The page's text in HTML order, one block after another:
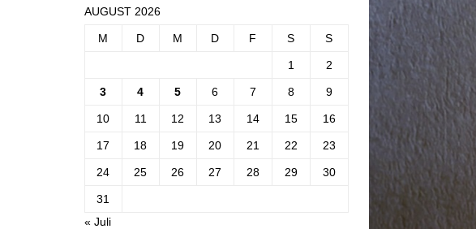
AUGUST 2026
M D M D F S S
1 2
3 4 5 6 7 8 9
10 11 12 13 14 15 16
17 18 19 20 21 22 23
24 25 26 27 28 29 30
31
« Juli